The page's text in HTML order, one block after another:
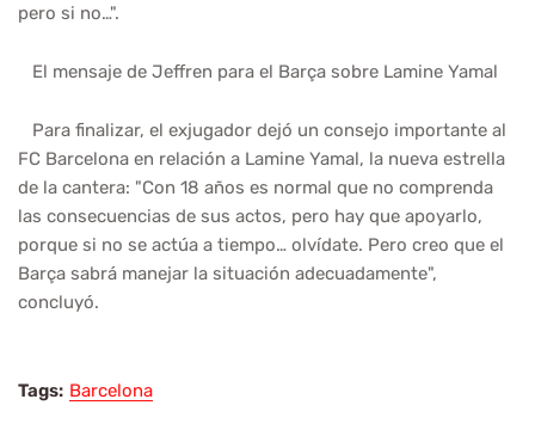
pero si no…".
El mensaje de Jeffren para el Barça sobre Lamine Yamal
Para finalizar, el exjugador dejó un consejo importante al
FC Barcelona en relación a Lamine Yamal, la nueva estrella
de la cantera: "Con 18 años es normal que no comprenda
las consecuencias de sus actos, pero hay que apoyarlo,
porque si no se actúa a tiempo… olvídate. Pero creo que el
Barça sabrá manejar la situación adecuadamente",
concluyó.
Tags: Barcelona